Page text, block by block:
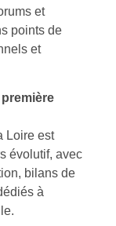
et
points de
et
Loire est
évolutif, avec
bilans de
à